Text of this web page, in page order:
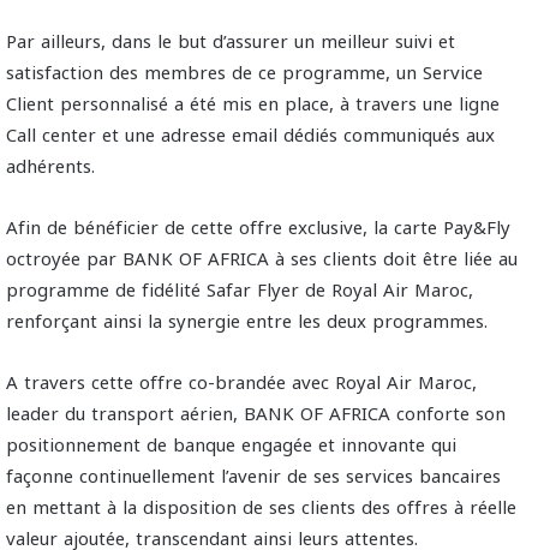
Par ailleurs, dans le but d’assurer un meilleur suivi et
satisfaction des membres de ce programme, un Service
Client personnalisé a été mis en place, à travers une ligne
Call center et une adresse email dédiés communiqués aux
adhérents.
Afin de bénéficier de cette offre exclusive, la carte Pay&Fly
octroyée par BANK OF AFRICA à ses clients doit être liée au
programme de fidélité Safar Flyer de Royal Air Maroc,
renforçant ainsi la synergie entre les deux programmes.
A travers cette offre co-brandée avec Royal Air Maroc,
leader du transport aérien, BANK OF AFRICA conforte son
positionnement de banque engagée et innovante qui
façonne continuellement l’avenir de ses services bancaires
en mettant à la disposition de ses clients des offres à réelle
valeur ajoutée, transcendant ainsi leurs attentes.